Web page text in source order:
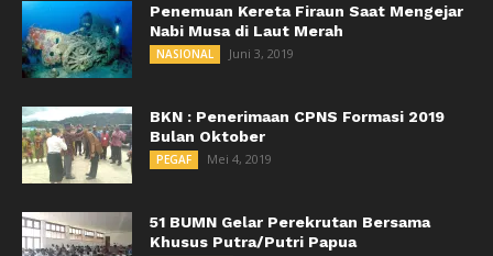
Penemuan Kereta Firaun Saat Mengejar
Nabi Musa di Laut Merah
NASIONAL Juni 3, 2019
BKN : Penerimaan CPNS Formasi 2019
Bulan Oktober
PEGAF Mei 4, 2019
51 BUMN Gelar Perekrutan Bersama
Khusus Putra/Putri Papua